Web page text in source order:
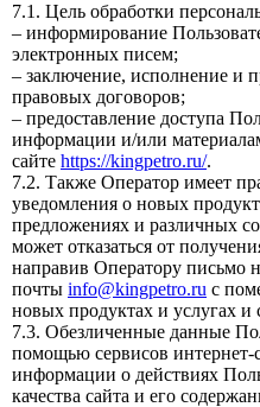
7.1. Цель обработки
– информирование
электронных писем;
– заключение, исполнение и
правовых договоров;
– предоставление доступа
информации и/или
сайте https://kingpetro.ru/.
7.2. Также Оператор имеет
уведомления о новых
предложениях и различных
может отказаться от
направив Оператору письмо
почты info@kingpetro.ru с
новых продуктах и услугах
7.3. Обезличенные данные
помощью сервисов интернет-
информации о действиях
качества сайта и его